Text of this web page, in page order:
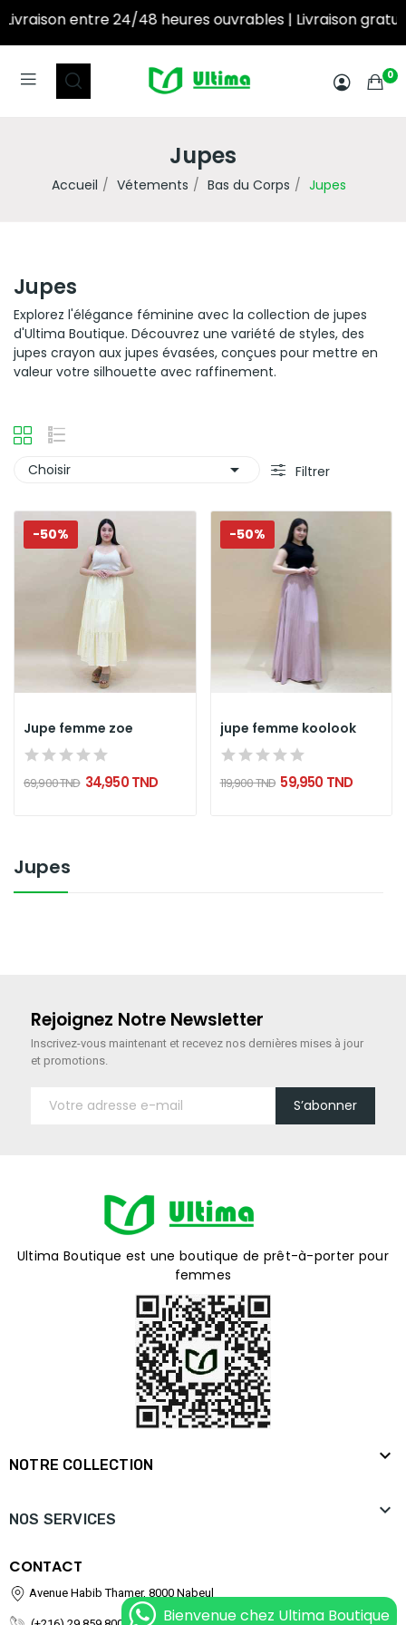
entre 24/48 heures ouvrables | Livraison gratuite à
0
Jupes
Accueil Vétements Bas du Corps Jupes
Jupes
Jupes
Explorez l'élégance féminine avec la collection de jupes
d'Ultima Boutique. Découvrez une variété de styles, des
jupes crayon aux jupes évasées, conçues pour mettre en
valeur votre silhouette avec raffinement.
Choisir  Filtrer
-50%
Jupe femme zoe
69,900 TND 34,950 TND
-50%
jupe femme koolook
119,900 TND 59,950 TND
Rejoignez Notre Newsletter
Inscrivez-vous maintenant et recevez nos dernières mises à jour
et promotions.
S’abonner
Ultima Boutique est une boutique de prêt-à-porter pour
femmes
NOTRE COLLECTION 
NOS SERVICES 
CONTACT
Avenue Habib Thamer, 8000 Nabeul
Bienvenue chez Ultima Boutique